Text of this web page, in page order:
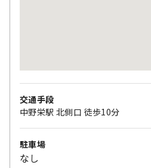
交通手段
中野栄駅 北側口 徒歩10分
駐車場
なし